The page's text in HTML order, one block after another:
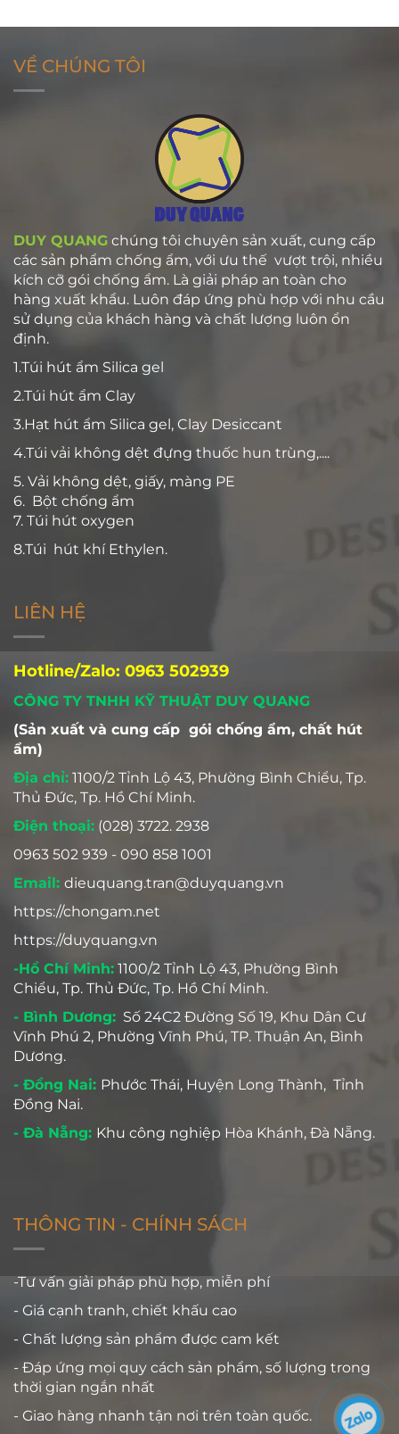
VỀ CHÚNG TÔI
DUY QUANG chúng tôi chuyên sản xuất, cung cấp
các sản phẩm chống ẩm, với ưu thế vượt trội, nhiều
kích cỡ gói chống ẩm. Là giải pháp an toàn cho
hàng xuất khẩu. Luôn đáp ứng phù hợp với nhu cầu
sử dụng của khách hàng và chất lượng luôn ổn
định.
1.Túi hút ẩm Silica gel
2.Túi hút ẩm Clay
3.Hạt hút ẩm Silica gel, Clay Desiccant
4.Túi vải không dệt đựng thuốc hun trùng,....
5. Vải không dệt, giấy, màng PE
6. Bột chống ẩm
7. Túi hút oxygen
8.Túi hút khí Ethylen.
LIÊN HỆ
Hotline/Zalo: 0963 502939
CÔNG TY TNHH KỸ THUẬT DUY QUANG
(Sản xuất và cung cấp gói chống ẩm, chất hút
ẩm)
Địa chỉ: 1100/2 Tỉnh Lộ 43, Phường Bình Chiểu, Tp.
Thủ Đức, Tp. Hồ Chí Minh.
Điện thoại: (028) 3722. 2938
0963 502 939 - 090 858 1001
Email: dieuquang.tran@duyquang.vn
https://chongam.net
https://duyquang.vn
-Hồ Chí Minh: 1100/2 Tỉnh Lộ 43, Phường Bình
Chiểu, Tp. Thủ Đức, Tp. Hồ Chí Minh.
- Bình Dương: Số 24C2 Đường Số 19, Khu Dân Cư
Vĩnh Phú 2, Phường Vĩnh Phú, TP. Thuận An, Bình
Dương.
- Đồng Nai: Phước Thái, Huyện Long Thành, Tỉnh
Đồng Nai.
- Đà Nẵng: Khu công nghiệp Hòa Khánh, Đà Nẵng.
THÔNG TIN - CHÍNH SÁCH
-Tư vấn giải pháp phù hợp, miễn phí
- Giá cạnh tranh, chiết khấu cao
- Chất lượng sản phẩm được cam kết
- Đáp ứng mọi quy cách sản phẩm, số lượng trong
thời gian ngắn nhất
- Giao hàng nhanh tận nơi trên toàn quốc.